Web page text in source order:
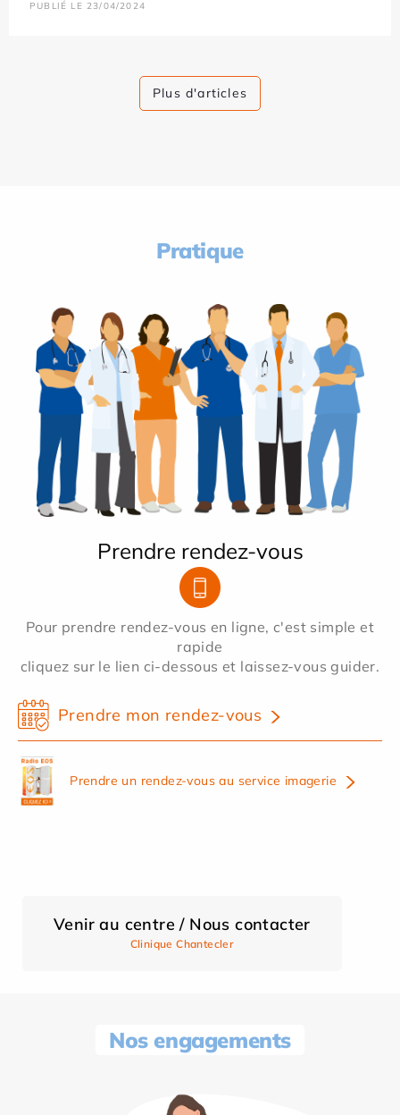
PUBLIÉ LE 23/04/2024
Plus d'articles
Pratique
Prendre rendez-vous
Pour prendre rendez-vous en ligne, c'est simple et
rapide
cliquez sur le lien ci-dessous et laissez-vous guider.
Prendre mon rendez-vous
Prendre un rendez-vous au service imagerie
Venir au centre / Nous contacter
Clinique Chantecler
Nos engagements